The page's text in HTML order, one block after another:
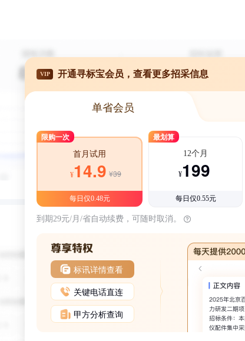
VIP 开通寻标宝会员，查看更多招采信息
单省会员
限购一次
首月试用
¥14.9 ¥39
每日仅0.48元
最划算
12个月
¥199
每日仅0.55元
到期29元/月/省自动续费，可随时取消。
标讯详情查看
关键电话直连
甲方分析查询